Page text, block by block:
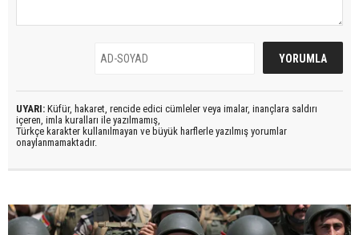
UYARI: Küfür, hakaret, rencide edici cümleler veya imalar, inançlara saldırı
içeren, imla kuralları ile yazılmamış,
Türkçe karakter kullanılmayan ve büyük harflerle yazılmış yorumlar
onaylanmamaktadır.